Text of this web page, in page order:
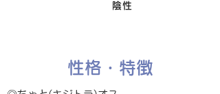
陰性
性格・特徴